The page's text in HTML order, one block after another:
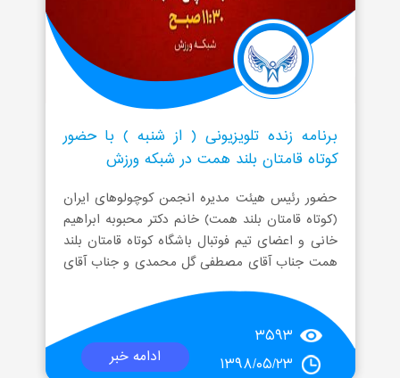
برنامه زنده تلویزیونی ( از شنبه ) با حضور
کوتاه قامتان بلند همت در شبکه ورزش
حضور رئیس هیئت مدیره انجمن کوچولوهای ایران
(کوتاه قامتان بلند همت) خانم دکتر محبوبه ابراهیم
خانی و اعضای تیم فوتبال باشگاه کوتاه قامتان بلند
همت جناب آقای مصطفی گل محمدی و جناب آقای
ادامه خبر
۳۵۹۳
۱۳۹۸/۰۵/۲۳